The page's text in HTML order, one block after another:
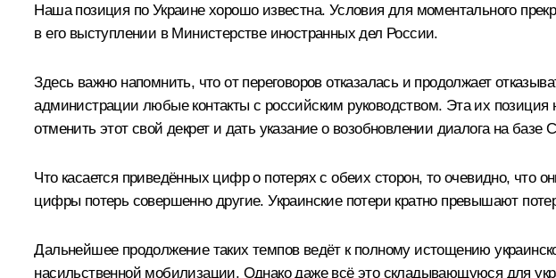
Наша позиция по Украине хорошо известна. Условия для моментального
в его выступлении в Министерстве иностранных дел России.
Здесь важно напомнить, что от переговоров отказалась и продолжает
администрации любые контакты с российским руководством. Эта их
отменить этот свой декрет и дать указание о возобновлении диалога на
Что касается приведённых цифр о потерях с обеих сторон, то очевидно,
цифры потерь совершенно другие. Украинские потери кратно превышают
Дальнейшее продолжение таких темпов ведёт к полному истощению
насильственной мобилизации. Однако даже всё это складывающуюся для